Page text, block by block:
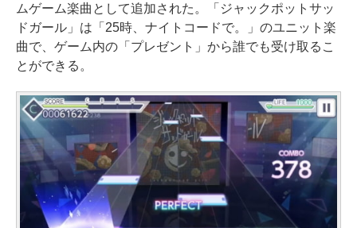
ムゲーム楽曲として追加された。「ジャックポットサッ
ドガール」は「25時、ナイトコードで。」のユニット楽
曲で、ゲーム内の「プレゼント」から誰でも受け取るこ
とができる。